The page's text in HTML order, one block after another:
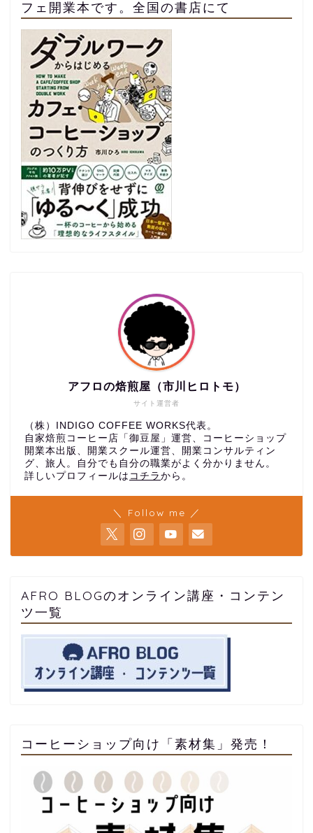
フェ開業本です。全国の書店にて
サイト運営者
アフロの焙煎屋（市川ヒロトモ）
（株）INDIGO COFFEE WORKS代表。
自家焙煎コーヒー店「御豆屋」運営、コーヒーショップ
開業本出版、開業スクール運営、開業コンサルティン
グ、旅人。自分でも自分の職業がよく分かりません。
詳しいプロフィールは コチラ から。
＼ Follow me ／
AFRO BLOGのオンライン講座・コンテン
ツ一覧
コーヒーショップ向け「素材集」発売！